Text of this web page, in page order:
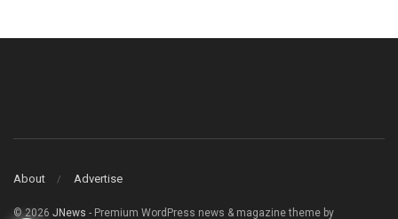
About Advertise
© 2026 JNews - Premium WordPress news & magazine theme by